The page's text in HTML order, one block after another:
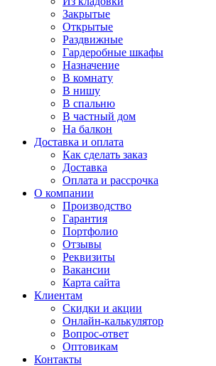
Закрытые
Открытые
Раздвижные
Гардеробные шкафы
Назначение
В комнату
В нишу
В спальню
В частный дом
На балкон
Доставка и оплата
Как сделать заказ
Доставка
Оплата и рассрочка
О компании
Производство
Гарантия
Портфолио
Отзывы
Реквизиты
Вакансии
Карта сайта
Клиентам
Скидки и акции
Онлайн-калькулятор
Вопрос-ответ
Оптовикам
Контакты